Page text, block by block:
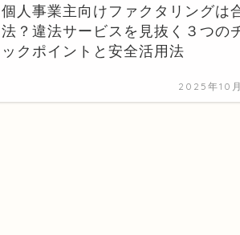
個人事業主向けファクタリングは
法？違法サービスを見抜く３つの
ックポイントと安全活用法
2025年10